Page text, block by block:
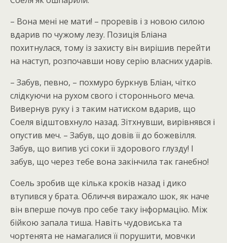
– Вона мені не мати! – проревів і з новою силою
вдарив по чужому лезу. Позиція Бліана
похитнулася, тому із захисту він вирішив перейти
на наступ, розпочавши нову серію власних ударів.
– Забув, певно, – похмуро буркнув Бліан, чітко
слідкуючи на рухом свого і стороннього меча.
Вивернув руку і з таким натиском вдарив, що
Соеля відштовхнуло назад. Зітхнувши, вирівнявся і
опустив меч. – Забув, що довів її до божевілля.
Забув, що випив усі соки її здорового глузду! І
забув, що через тебе вона закінчила так ганебно!
Соель зробив ще кілька кроків назад і дико
втупився у брата. Обличчя виражало шок, як наче
він вперше почув про себе таку інформацію. Між
бійкою запала тиша. Навіть чудовиська та
чортенята не намагалися її порушити, мовчки